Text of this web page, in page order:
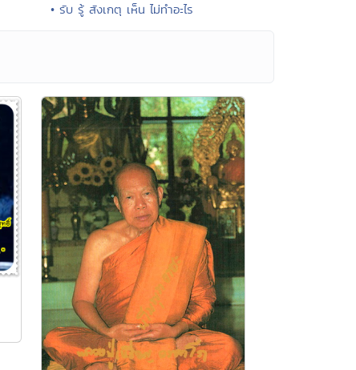
• รับ รู้ สังเกตุ เห็น ไม่ทำอะไร